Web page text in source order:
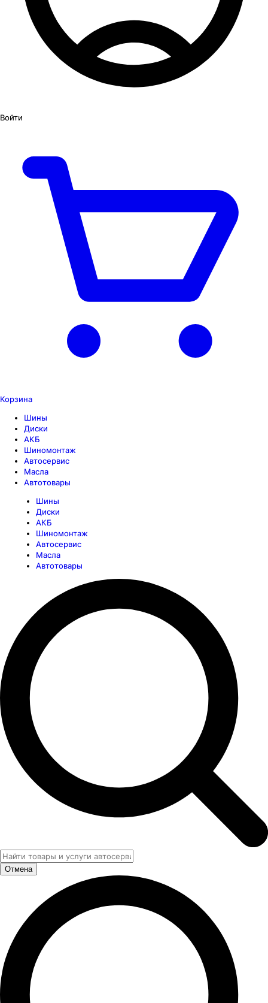
Войти
Корзина
Шины
Диски
АКБ
Шиномонтаж
Автосервис
Масла
Автотовары
Шины
Диски
АКБ
Шиномонтаж
Автосервис
Масла
Автотовары
Отмена